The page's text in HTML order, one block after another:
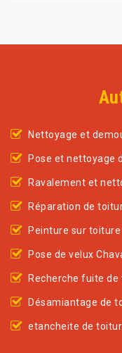
Nettoyage et
Pose et nettoyage
Ravalement et
Réparation de
Peinture sur
Pose de velux
Recherche fuite
Désamiantage de
etancheite de